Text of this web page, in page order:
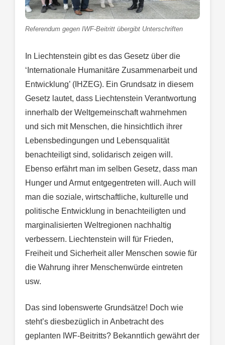
Referendum gegen IWF-Beitritt übergibt Unterschriften
In Liechtenstein gibt es das Gesetz über die
‘Internationale Humanitäre Zusammenarbeit und
Entwicklung’ (IHZEG). Ein Grundsatz in diesem
Gesetz lautet, dass Liechtenstein Verantwortung
innerhalb der Weltgemeinschaft wahrnehmen
und sich mit Menschen, die hinsichtlich ihrer
Lebensbedingungen und Lebensqualität
benachteiligt sind, solidarisch zeigen will.
Ebenso erfährt man im selben Gesetz, dass man
Hunger und Armut entgegentreten will. Auch will
man die soziale, wirtschaftliche, kulturelle und
politische Entwicklung in benachteiligten und
marginalisierten Weltregionen nachhaltig
verbessern. Liechtenstein will für Frieden,
Freiheit und Sicherheit aller Menschen sowie für
die Wahrung ihrer Menschenwürde eintreten
usw.
Das sind lobenswerte Grundsätze! Doch wie
steht’s diesbezüglich in Anbetracht des
geplanten IWF-Beitritts? Bekanntlich gewährt der